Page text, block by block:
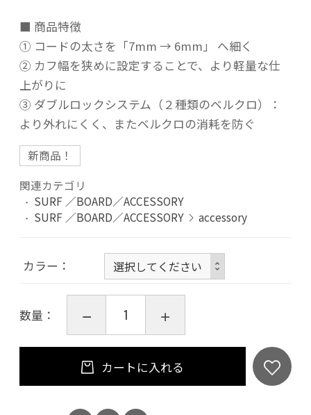
■ 商品特徴
① コードの太さを「7mm → 6mm」 へ細く
② カフ幅を狭めに設定することで、より軽量な仕
上がりに
③ ダブルロックシステム（２種類のベルクロ）：
より外れにくく、またベルクロの消耗を防ぐ
新商品！
関連カテゴリ
SURF ／BOARD／ACCESSORY
SURF ／BOARD／ACCESSORY
accessory
カラー
数量：
カートに入れる